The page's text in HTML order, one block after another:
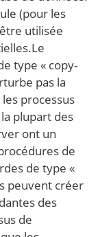
(pour les
utilisée
type « copy-
pas la
processus
plupart des
ont un
de
de type «
peuvent créer
des
de